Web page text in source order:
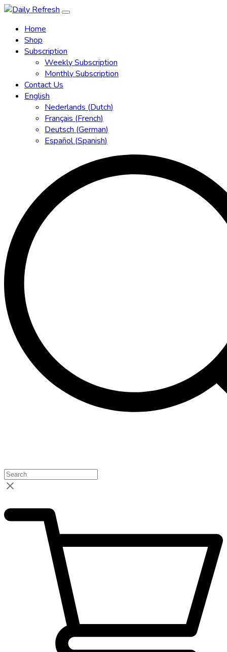
Home
Shop
Subscription
Weekly Subscription
Monthly Subscription
Contact Us
English
Nederlands (Dutch)
Français (French)
Deutsch (German)
Español(Spanish)